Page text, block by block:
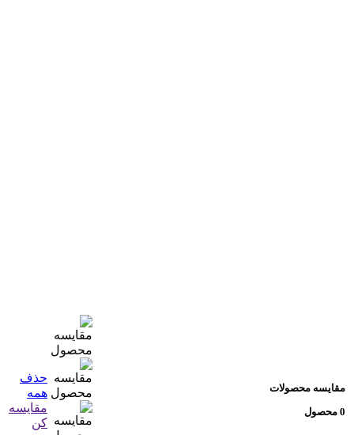
مقایسه محصولات
0 محصول
حذف
همه
مقایسه
کن